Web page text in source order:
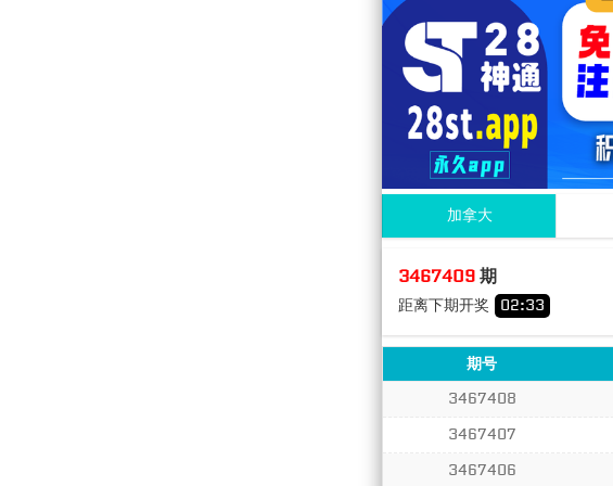
加拿大
3467409期
距离下期开奖 02:32
期号
3467408
3467407
3467406